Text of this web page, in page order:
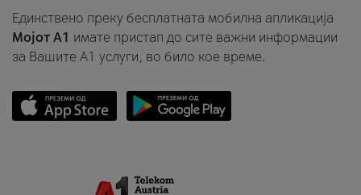
Единствено преку бесплатната мобилна апликација
Мојот A1 имате пристап до сите важни информации
за Вашите A1 услуги, во било кое време.